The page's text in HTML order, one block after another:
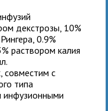
декстрозы, 10%
0.9%
раствором калия
совместим с
типа
инфузионными